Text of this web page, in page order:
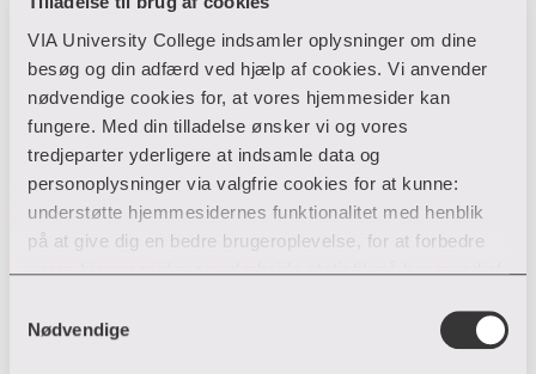
VIA University College indsamler oplysninger om dine
besøg og din adfærd ved hjælp af cookies. Vi anvender
nødvendige cookies for, at vores hjemmesider kan
fungere. Med din tilladelse ønsker vi og vores
tredjeparter yderligere at indsamle data og
personoplysninger via valgfrie cookies for at kunne:
understøtte hjemmesidernes funktionalitet med henblik
på at give dig en bedre brugeroplevelse, for at forbedre
vores hjemmesider og udarbejde statistik på baggrund af
hjemmesider og sociale netværk.
Nødvendige
For skoler og gymnasier
Har dine elever brug for at høre om, hvad man kan
uddanne sig til hos VIA? Så kan du her få flere
informationer om vores samarbejdstilbud til skoler
og gymnasier.